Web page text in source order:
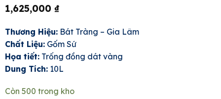
1,625,000 ₫
Thương Hiệu:Bát Tràng – Gia Lâm
Chất Liệu:Gốm Sứ
Họa tiết:Trống đồng dát vàng
Dung Tích:10L
Còn 500 trong kho